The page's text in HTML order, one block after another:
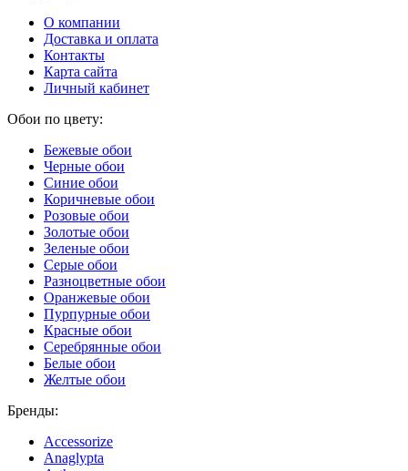
О компании
Доставка и оплата
Контакты
Карта сайта
Личный кабинет
Обои по цвету:
Бежевые обои
Черные обои
Синие обои
Коричневые обои
Розовые обои
Золотые обои
Зеленые обои
Серые обои
Разноцветные обои
Оранжевые обои
Пурпурные обои
Красные обои
Серебрянные обои
Белые обои
Желтые обои
Бренды:
Accessorize
Anaglypta